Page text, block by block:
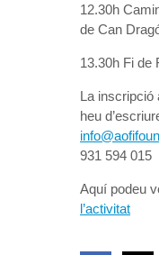
12.30h
de Can
13.30h Fi de
La inscripció
heu
931 594 015
Aquí podeu
l’activitat